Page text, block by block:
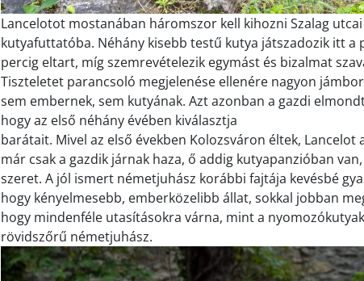
Lancelotot mostanában háromszor kell kihozni Szalag
kutyafuttatóba. Néhány kisebb testű kutya játszadozik itt a
percig eltart, míg szemrevételezik egymást és bizalmat
Tiszteletet parancsoló megjelenése ellenére nagyon
sem embernek, sem kutyának. Azt azonban a gazdi
hogy az első néhány évében kiválasztja
barátait. Mivel az első években Kolozsváron éltek, Lancelot
már csak a gazdik járnak haza, ő addig kutyapanzióban
szeret. A jól ismert németjuhász korábbi fajtája kevésbé
hogy kényelmesebb, emberközelibb állat, sokkal jobban
hogy mindenféle utasításokra várna, mint a
rövidszőrű németjuhász.